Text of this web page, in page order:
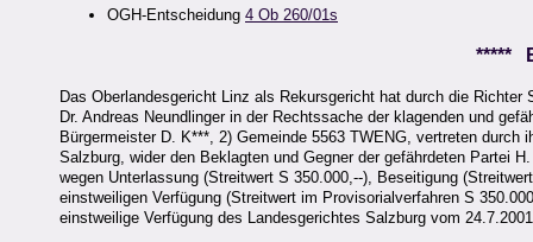
OGH-Entscheidung 4 Ob 260/01s
*****
Das Oberlandesgericht Linz als Rekursgericht hat durch die
Dr. Andreas Neundlinger in der Rechtssache der klagenden und
Bürgermeister D. K***, 2) Gemeinde 5563 TWENG, vertreten
Salzburg, wider den Beklagten und Gegner der gefährdeten Partei
wegen Unterlassung (Streitwert S 350.000,--), Beseitigung
einstweiligen Verfügung (Streitwert im Provisorialverfahren S
einstweilige Verfügung des Landesgerichtes Salzburg vom